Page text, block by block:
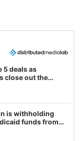
5 deals as
close out the
is withholding
funds from
in latest
real and